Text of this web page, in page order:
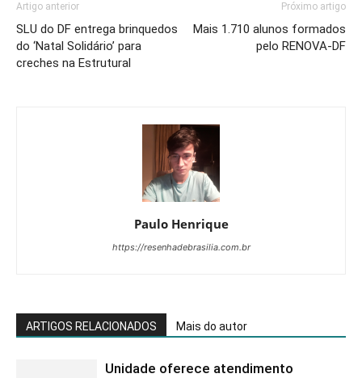
Artigo anterior
SLU do DF entrega brinquedos
do ‘Natal Solidário’ para
creches na Estrutural
Próximo artigo
Mais 1.710 alunos formados
pelo RENOVA-DF
Paulo Henrique
https://resenhadebrasilia.com.br
ARTIGOS RELACIONADOS Mais do autor
Unidade oferece atendimento